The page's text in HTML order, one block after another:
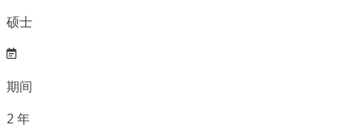
硕士
期间
2 年